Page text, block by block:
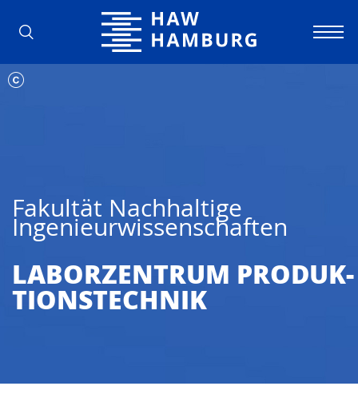
Hochschule für Angewandte
Fakultät Nachhaltige
Ingenieurwissenschaften
LABORZENTRUM PRODUK­
TIONSTECHNIK